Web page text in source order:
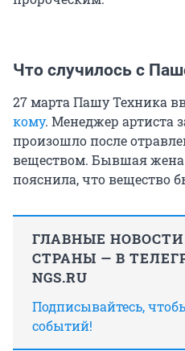
Что случилось с
27 марта Пашу Техника
кому. Менеджер артиста
произошло после
веществом. Бывшая жена
пояснила, что вещество
ГЛАВНЫЕ
СТРАНЫ — В
NGS.RU
Подписывайтесь,
событий!